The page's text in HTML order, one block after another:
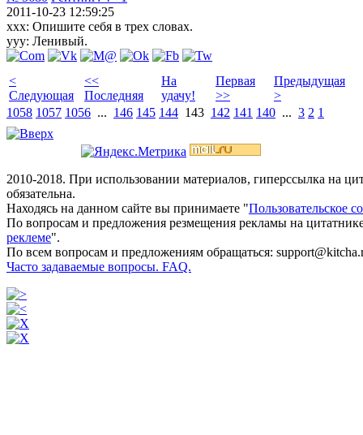
2011-10-23 12:59:25
xxx: Опишите себя в трех словах.
yyy: Ленивый.
<
Следующая
<<
Последняя
На
удачу!
Первая
>>
Предыдущая
>
1058 1057 1056 ... 146 145 144 143 142 141 140 ... 3 2 1
2010-2018. При использовании материалов, гиперссылка на
обязательна.
Находясь на данном сайте вы принимаете "Пользовательское
По вопросам и предложения резмещения рекламы на
реклеме".
По всем вопросам и предложениям обращаться:
Часто задаваемые вопросы. FAQ.